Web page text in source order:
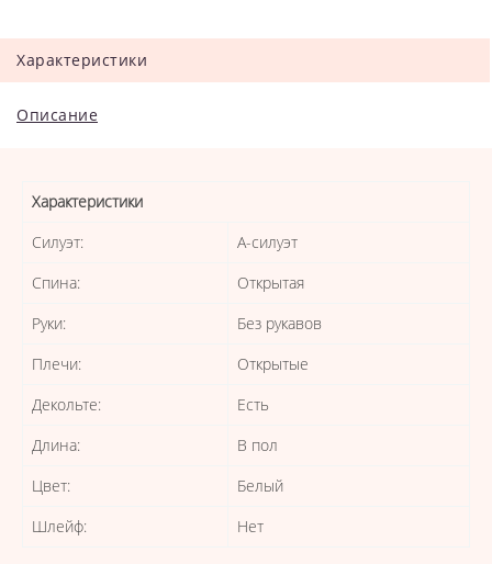
Характеристики
Описание
Характеристики
Силуэт:
А-силуэт
Спина:
Открытая
Руки:
Без рукавов
Плечи:
Открытые
Декольте:
Есть
Длина:
В пол
Цвет:
Белый
Шлейф:
Нет